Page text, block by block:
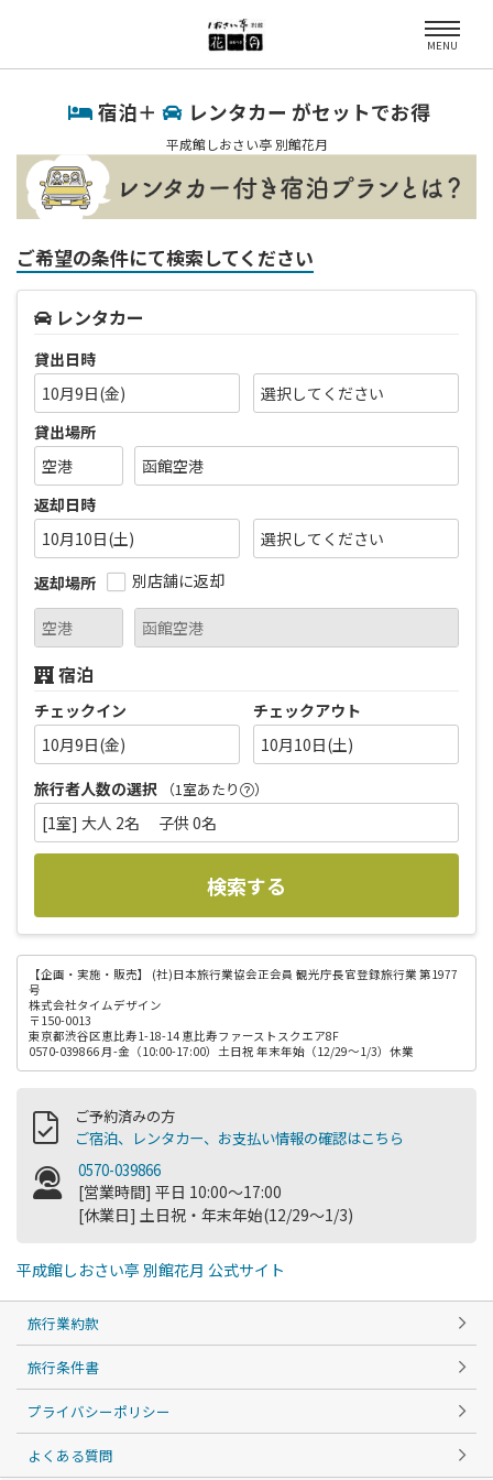
MENU
宿泊＋ レンタカー がセットでお得
平成館しおさい亭 別館花月
ご希望の条件にて検索してください
レンタカー
貸出日時
10月9日(金)
貸出場所
返却日時
10月10日(土)
返却場所
別店舗に返却
宿泊
チェックイン
10月9日(金)
チェックアウト
10月10日(土)
旅行者人数の選択
（1室あたり ）
[1室] 大人 2名 子供 0名
検索する
【企画・実施・販売】
(社)日本旅行業協会正会員 観光庁長官登録旅行業 第1977
号
株式会社タイムデザイン
〒150-0013
東京都渋谷区恵比寿1-18-14 恵比寿ファーストスクエア8F
0570-039866 月-金（10:00-17:00）土日祝 年末年始（12/29～1/3）休業
ご予約済みの方
ご宿泊、レンタカー、お支払い情報の確認はこちら
0570-039866
[営業時間] 平日 10:00～17:00
[休業日] 土日祝・年末年始(12/29～1/3)
平成館しおさい亭 別館花月 公式サイト
旅行業約款
旅行条件書
プライバシーポリシー
よくある質問